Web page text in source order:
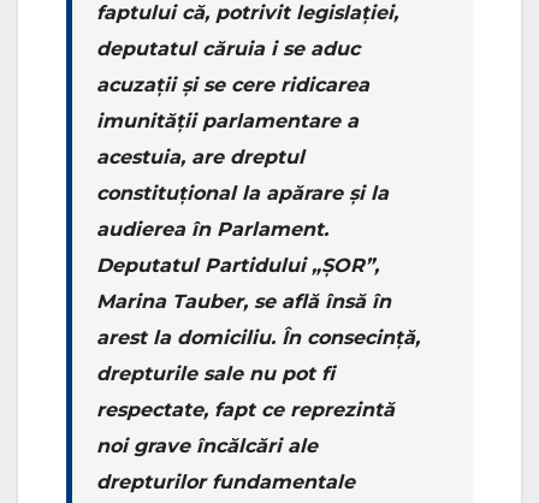
faptului că, potrivit legislației,
deputatul căruia i se aduc
acuzații și se cere ridicarea
imunității parlamentare a
acestuia, are dreptul
constituțional la apărare și la
audierea în Parlament.
Deputatul Partidului „ȘOR”,
Marina Tauber, se află însă în
arest la domiciliu. În consecință,
drepturile sale nu pot fi
respectate, fapt ce reprezintă
noi grave încălcări ale
drepturilor fundamentale